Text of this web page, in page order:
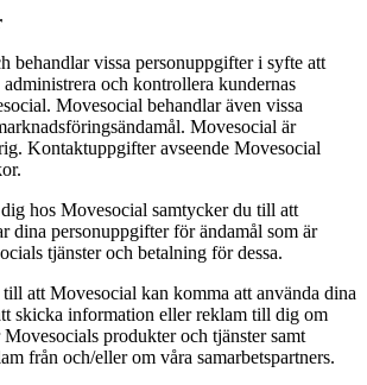
behandlar vissa personuppgifter i syfte att
och kontrollera kundernas
Movesocial behandlar även vissa
Movesocial är
Kontaktuppgifter avseende Movesocial
hos Movesocial samtycker du till att
dina personuppgifter för ändamål som är
tjänster och betalning för dessa.
att Movesocial kan komma att använda dina
skicka information eller reklam till dig om
produkter och tjänster samt
från och/eller om våra samarbetspartners.